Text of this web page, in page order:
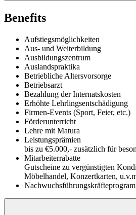
Benefits
Aufstiegsmöglichkeiten
Aus- und Weiterbildung
Ausbildungszentrum
Auslandspraktika
Betriebliche Altersvorsorge
Betriebsarzt
Bezahlung der Internatskosten
Erhöhte Lehrlingsentschädigung
Firmen-Events (Sport, Feier, etc.)
Förderunterricht
Lehre mit Matura
Leistungsprämien
bis zu €5.000,- zusätzlich für
Mitarbeiterrabatte
Gutscheine zu vergünstigten
Möbelhandel, Konzertkarten,